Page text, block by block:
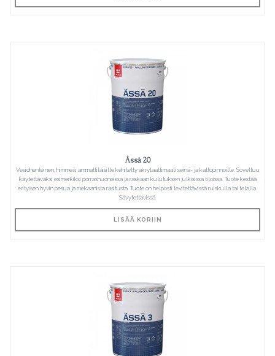
Ässä 20
Vesiohenteinen, himmeä, ammattilaisille kehitetty akrylaattimaali seinä- ja kattopinnoille. Soveltuu
käytettäväksi esimerkiksi porrashuoneissa ja raskaan kulutuksen julkisissa tiloissa. Tuote kestää
erityisen hyvin pesua ja mekaanista rasitusta. Tuote on helposti levitettävissä ruiskulla tai telalla.
Sävytettävissä.
LISÄÄ KORIIN